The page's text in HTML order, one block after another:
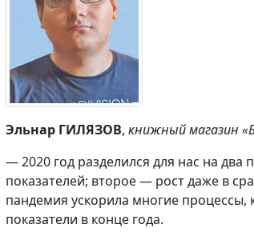
Эльнар ГИЛЯЗОВ, книжный магазин
— 2020 год разделился для нас на
показателей; второе — рост даже в
пандемия ускорила многие
показатели в конце года.